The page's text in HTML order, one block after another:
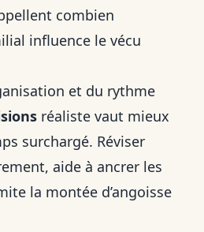
combien
influence le vécu
et du rythme
réaliste vaut mieux
surchargé. Réviser
aide à ancrer les
la montée d’angoisse